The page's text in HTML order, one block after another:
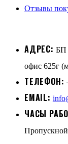
Отзывы
АДРЕС: БП
офис 625г
ТЕЛЕФОН:
EMAIL:
ЧАСЫ